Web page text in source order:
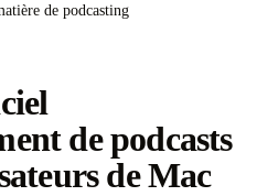
de podcasting
de podcasts
de Mac